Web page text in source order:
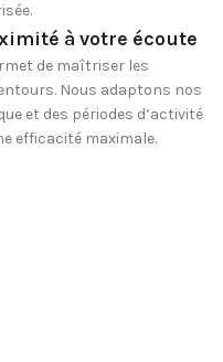
à votre écoute
de maîtriser les
Nous adaptons nos
et des périodes d’activité
efficacité maximale.